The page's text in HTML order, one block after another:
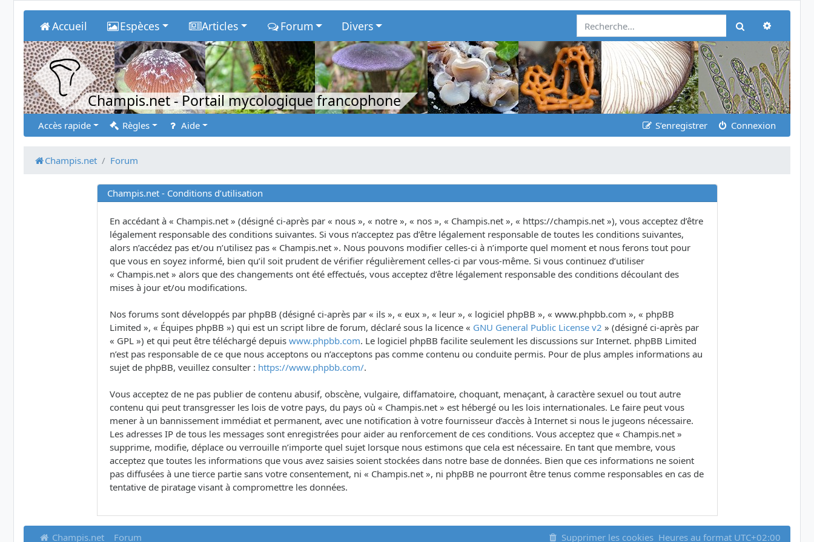
Accueil Espèces Articles Forum Divers Rechercher
Champis.net- Portail mycologique francophone
Accès rapide Règles Aide S’enregistrer Connexion
Champis.net Forum
Champis.net - Conditions d’utilisation
En accédant à « Champis.net » (désigné ci-après par « nous », « notre », « nos », « Champis.net », « https://champis.net »), vous acceptez d’être
légalement responsable des conditions suivantes. Si vous n’acceptez pas d’être légalement responsable de toutes les conditions suivantes,
alors n’accédez pas et/ou n’utilisez pas « Champis.net ». Nous pouvons modifier celles-ci à n’importe quel moment et nous ferons tout pour
que vous en soyez informé, bien qu’il soit prudent de vérifier régulièrement celles-ci par vous-même. Si vous continuez d’utiliser
« Champis.net » alors que des changements ont été effectués, vous acceptez d’être légalement responsable des conditions découlant des
mises à jour et/ou modifications.
Nos forums sont développés par phpBB (désigné ci-après par « ils », « eux », « leur », « logiciel phpBB », « www.phpbb.com », « phpBB
Limited », « Équipes phpBB ») qui est un script libre de forum, déclaré sous la licence « GNU General Public License v2 » (désigné ci-après par
« GPL ») et qui peut être téléchargé depuis www.phpbb.com. Le logiciel phpBB facilite seulement les discussions sur Internet. phpBB Limited
n’est pas responsable de ce que nous acceptons ou n’acceptons pas comme contenu ou conduite permis. Pour de plus amples informations au
sujet de phpBB, veuillez consulter : https://www.phpbb.com/.
Vous acceptez de ne pas publier de contenu abusif, obscène, vulgaire, diffamatoire, choquant, menaçant, à caractère sexuel ou tout autre
contenu qui peut transgresser les lois de votre pays, du pays où « Champis.net » est hébergé ou les lois internationales. Le faire peut vous
mener à un bannissement immédiat et permanent, avec une notification à votre fournisseur d’accès à Internet si nous le jugeons nécessaire.
Les adresses IP de tous les messages sont enregistrées pour aider au renforcement de ces conditions. Vous acceptez que « Champis.net »
supprime, modifie, déplace ou verrouille n’importe quel sujet lorsque nous estimons que cela est nécessaire. En tant que membre, vous
acceptez que toutes les informations que vous avez saisies soient stockées dans notre base de données. Bien que ces informations ne soient
pas diffusées à une tierce partie sans votre consentement, ni « Champis.net », ni phpBB ne pourront être tenus comme responsables en cas de
tentative de piratage visant à compromettre les données.
Champis.net Forum Supprimer les cookies Heures au format UTC+02:00